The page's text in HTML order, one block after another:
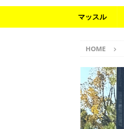
マッスル
HOME